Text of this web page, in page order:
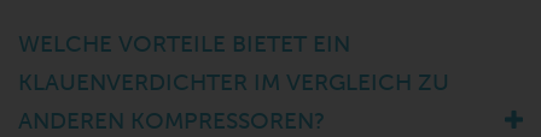
WELCHE VORTEILE BIETET EIN
KLAUENVERDICHTER IM VERGLEICH ZU
ANDEREN KOMPRESSOREN?